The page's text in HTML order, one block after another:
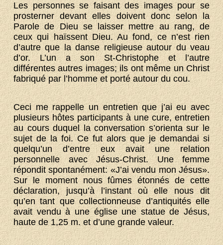
Les personnes se faisant des images pour se
prosterner devant elles doivent donc selon la
Parole de Dieu se laisser mettre au rang, de
ceux qui haïssent Dieu. Au fond, ce n’est rien
d’autre que la danse religieuse autour du veau
d’or. L’un a son St-Christophe et l’autre
différentes autres images; ils ont même un Christ
fabriqué par l’homme et porté autour du cou.
Ceci me rappelle un entretien que j’ai eu avec
plusieurs hôtes participants à une cure, entretien
au cours duquel la conversation s’orienta sur le
sujet de la foi. Ce fut alors que je demandai si
quelqu’un d’entre eux avait une relation
personnelle avec Jésus-Christ. Une femme
répondit spontanément: «J’ai vendu mon Jésus».
Sur le moment nous fûmes étonnés de cette
déclaration, jusqu’à l’instant où elle nous dit
qu’en tant que collectionneuse d’antiquités elle
avait vendu à une église une statue de Jésus,
haute de 1,25 m. et d’une grande valeur.